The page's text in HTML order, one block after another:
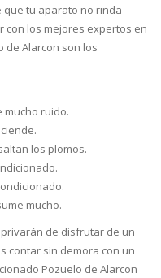
que tu aparato no rinda
con los mejores expertos en
de Alarcon son los
mucho ruido.
los plomos.
mucho.
de disfrutar de un
contar sin demora con un
Pozuelo de Alarcon